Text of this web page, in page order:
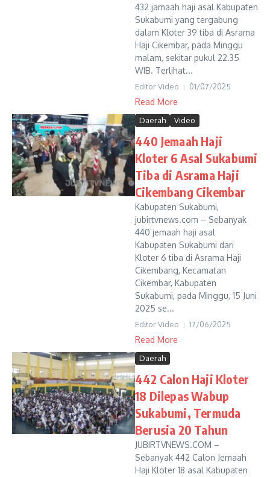
432 jamaah haji asal Kabupaten
Sukabumi yang tergabung
dalam Kloter 39 tiba di Asrama
Haji Cikembar, pada Minggu
malam, sekitar pukul 22.35
WIB. Terlihat...
Editor Video 01/07/2025
Read More
Daerah Video
440 Jemaah Haji
Kloter 6 Asal Sukabumi
Tiba di Asrama Haji
Cikembang Cikembar
Kabupaten Sukabumi,
jubirtvnews.com – Sebanyak
440 jemaah haji asal
Kabupaten Sukabumi dari
Kloter 6 tiba di Asrama Haji
Cikembang, Kecamatan
Cikembar, Kabupaten
Sukabumi, pada Minggu, 15 Juni
2025 se...
Editor Video 17/06/2025
Read More
Daerah
442 Calon Haji Kloter
18 Dilepas Wabup
Sukabumi, Termuda
Berusia 20 Tahun
JUBIRTVNEWS.COM –
Sebanyak 442 Calon Jemaah
Haji Kloter 18 asal Kabupaten